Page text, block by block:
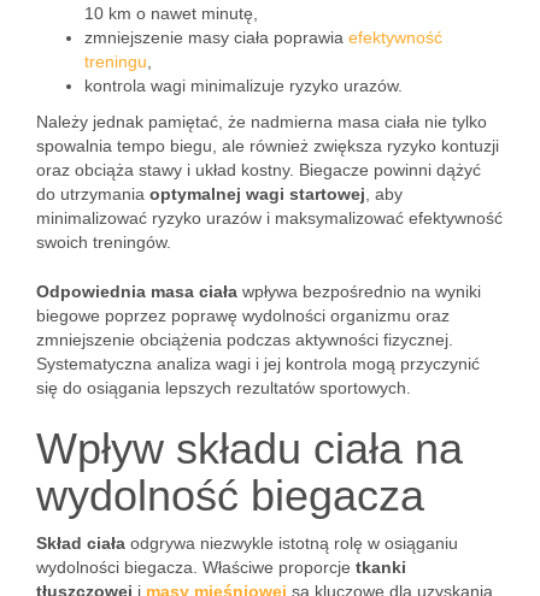
10 km o nawet minutę,
zmniejszenie masy ciała poprawia efektywność
treningu
kontrola wagi minimalizuje ryzyko urazów.
Należy jednak pamiętać, że nadmierna masa ciała nie tylko
spowalnia tempo biegu, ale również zwiększa ryzyko kontuzji
oraz obciąża stawy i układ kostny. Biegacze powinni dążyć
do utrzymania optymalnej wagi startowej , aby
minimalizować ryzyko urazów i maksymalizować efektywność
swoich treningów.
Odpowiednia masa ciała wpływa bezpośrednio na wyniki
biegowe poprzez poprawę wydolności organizmu oraz
zmniejszenie obciążenia podczas aktywności fizycznej.
Systematyczna analiza wagi i jej kontrola mogą przyczynić
się do osiągania lepszych rezultatów sportowych.
Wpływ składu ciała na
wydolność biegacza
Skład ciała odgrywa niezwykle istotną rolę w osiąganiu
wydolności biegacza. Właściwe proporcje tkanki
tłuszczowej i masy mięśniowej są kluczowe dla uzyskania